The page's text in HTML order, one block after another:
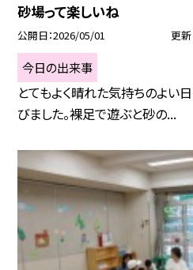
砂場って楽しいね
公開日 2026/05/01 更
今日の出来事
とてもよく晴れた気持ちのよい
びました。裸足で遊ぶと砂の...